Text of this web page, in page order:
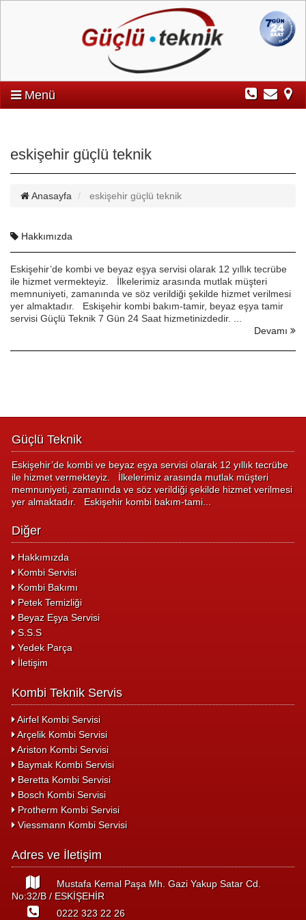
Menü
eskişehir güçlü teknik
Anasayfa eskişehir güçlü teknik
Hakkımızda
Eskişehir’de kombi ve beyaz eşya servisi olarak 12 yıllık tecrübe
ile hizmet vermekteyiz. İlkelerimiz arasında mutlak müşteri
memnuniyeti, zamanında ve söz verildiği şekilde hizmet verilmesi
yer almaktadır. Eskişehir kombi bakım-tamir, beyaz eşya tamir
servisi Güçlü Teknik 7 Gün 24 Saat hizmetinizdedir. ...
Devamı
Güçlü Teknik
Eskişehir’de kombi ve beyaz eşya servisi olarak 12 yıllık tecrübe
ile hizmet vermekteyiz. İlkelerimiz arasında mutlak müşteri
memnuniyeti, zamanında ve söz verildiği şekilde hizmet verilmesi
yer almaktadır. Eskişehir kombi bakım-tami...
Diğer
Hakkımızda
Kombi Servisi
Kombi Bakımı
Petek Temizliği
Beyaz Eşya Servisi
S.S.S
Yedek Parça
İletişim
Kombi Teknik Servis
Airfel Kombi Servisi
Arçelik Kombi Servisi
Ariston Kombi Servisi
Baymak Kombi Servisi
Beretta Kombi Servisi
Bosch Kombi Servisi
Protherm Kombi Servisi
Viessmann Kombi Servisi
Adres ve İletişim
Mustafa Kemal Paşa Mh. Gazi Yakup Satar Cd.
No:32/B / ESKİŞEHİR
0222 323 22 26